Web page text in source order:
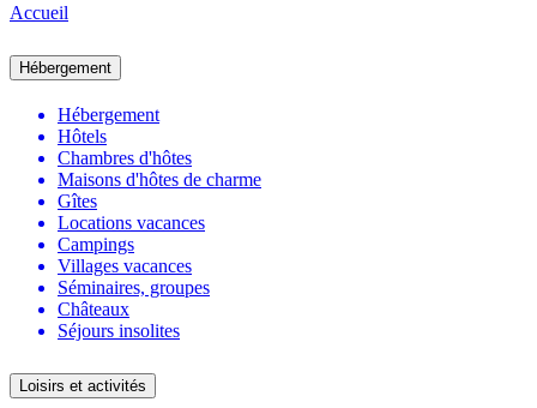
Accueil
Hébergement
Hébergement
Hôtels
Chambres d'hôtes
Maisons d'hôtes de charme
Gîtes
Locations vacances
Campings
Villages vacances
Séminaires, groupes
Châteaux
Séjours insolites
Loisirs et activités